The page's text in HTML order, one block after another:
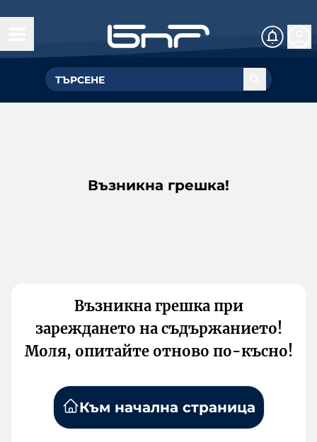
Възникна грешка!
Възникна грешка при
зареждането на съдържанието!
Моля, опитайте отново по-късно!
Към начална страница